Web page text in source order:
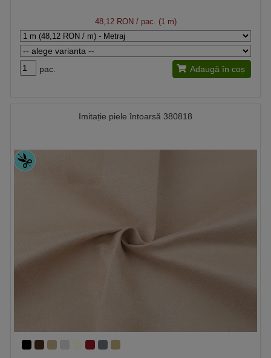
48,12 RON/ pac. (1 m)
pac. Adaugă în coș
Imitație piele întoarsă 380818